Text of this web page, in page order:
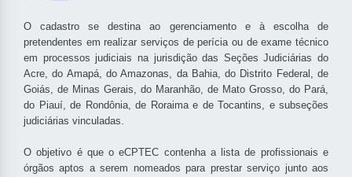
O cadastro se destina ao gerenciamento e à escolha de
pretendentes em realizar serviços de perícia ou de exame técnico
em processos judiciais na jurisdição das Seções Judiciárias do
Acre, do Amapá, do Amazonas, da Bahia, do Distrito Federal, de
Goiás, de Minas Gerais, do Maranhão, de Mato Grosso, do Pará,
do Piauí, de Rondônia, de Roraima e de Tocantins, e subseções
judiciárias vinculadas.
O objetivo é que o eCPTEC contenha a lista de profissionais e
órgãos aptos a serem nomeados para prestar serviço junto aos